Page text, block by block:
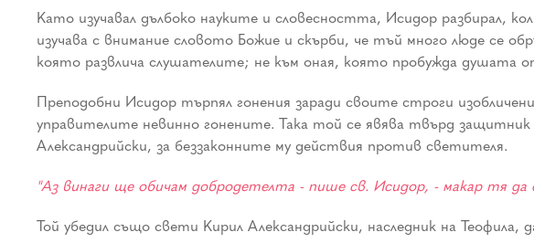
Като изучавал дълбоко науките и словесността, Исидор разбирал,
изучава с внимание словото Божие и скърби, че тъй много люде се
която развлича слушателите; не към оная, която пробужда душата
Преподобни Исидор търпял гонения заради своите строги
управителите невинно гонените. Така той се явява твърд
Александрийски, за беззаконните му действия против светителя.
"Аз винаги ще обичам добродетелта - пише св. Исидор, - макар тя да
Той убедил също свети Кирил Александрийски, наследник на